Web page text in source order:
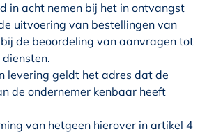
in acht nemen bij het in ontvangst
uitvoering van bestellingen van
de beoordeling van aanvragen tot
levering geldt het adres dat de
de ondernemer kenbaar heeft
van hetgeen hierover in artikel 4